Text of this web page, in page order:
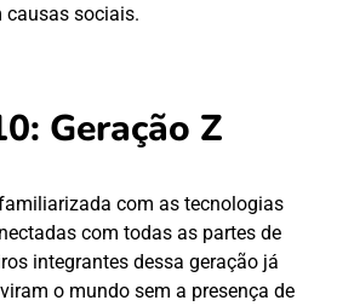
causas sociais.
Geração Z
com as tecnologias
com todas as partes de
integrantes dessa geração já
o mundo sem a presença de